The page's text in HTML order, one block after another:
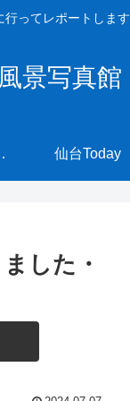
ってレポートしま
景写真館
現場へ 仙台Today
した・